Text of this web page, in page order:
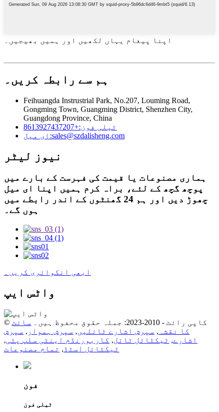
اپنا پیغام یہاں لکھیں اور ہمیں بھیجیں۔
ہم سے رابطہ کریں۔
Feihuangda Instrustrial Park, No.207, Louming Road,
Gongming Town, Guangming District, Shenzhen City,
Guangdong Province, China
ٹیلی فون:+8613927437207
ای میل:sales@szdalisheng.com
نیوز لیٹر
ہماری مصنوعات یا قیمت کی فہرست کے بارے میں
پوچھ گچھ کے لئے، براہ کرم ہمیں اپنا ای میل
چھوڑ دیں اور ہم 24 گھنٹوں کے اندر رابطے میں
ہوں گے۔
ابھی انکوائری کریں۔
واٹس ایپ
© کاپی رائٹ - 2010-2023: جملہ حقوق محفوظ ہیں۔
سائٹ
کا نقشہ , سپرش اشارے ٹائلیں, سپرش ہموار , سپرش
اشارے, ٹیکٹائل ٹائل, کاربورنڈم اینٹی سلپ پٹی,
ٹیکٹائل اسٹڈ , تمام مصنوعات
فون
ٹیلی فون